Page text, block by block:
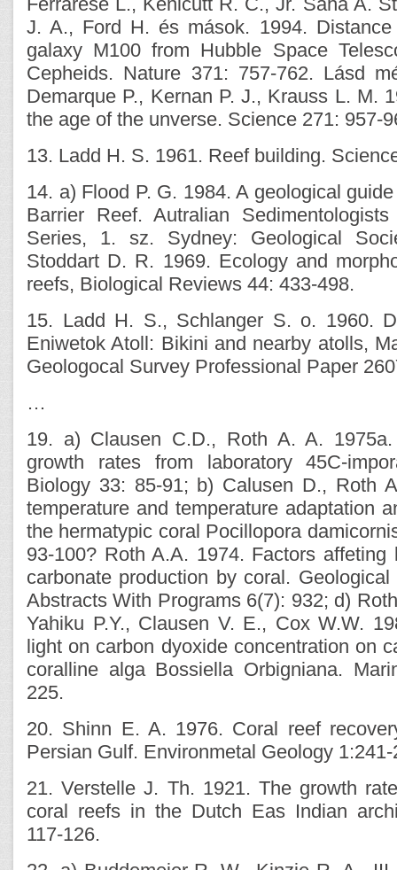
J. A., Ford H. és mások. 1994.
galaxy M100 from Hubble Space
Cepheids. Nature 371: 757-762. Lásd
Demarque P., Kernan P. J., Krauss L. M.
the age of the unverse. Science 271: 957-
13. Ladd H. S. 1961. Reef building.
14. a) Flood P. G. 1984. A geological
Barrier Reef. Autralian
Series, 1. sz. Sydney: Geological
Stoddart D. R. 1969. Ecology and
reefs, Biological Reviews 44: 433-498.
15. Ladd H. S., Schlanger S. o. 1960.
Eniwetok Atoll: Bikini and nearby atolls,
Geologocal Survey Professional Paper
…
19. a) Clausen C.D., Roth A. A.
growth rates from laboratory 45C-
Biology 33: 85-91; b) Calusen D., Roth
temperature and temperature adaptation
the hermatypic coral Pocillopora
93-100? Roth A.A. 1974. Factors
carbonate production by coral.
Abstracts With Programs 6(7): 932; d)
Yahiku P.Y., Clausen V. E., Cox W.W.
light on carbon dyoxide concentration on
coralline alga Bossiella Orbigniana.
225.
20. Shinn E. A. 1976. Coral reef
Persian Gulf. Environmetal Geology 1:241-
21. Verstelle J. Th. 1921. The growth
coral reefs in the Dutch Eas Indian
117-126.